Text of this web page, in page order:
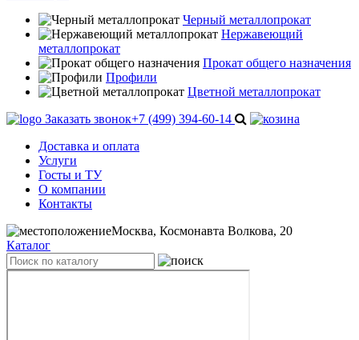
Черный металлопрокат
Нержавеющий
металлопрокат
Прокат общего назначения
Профили
Цветной металлопрокат
Заказать звонок+7 (499) 394-60-14
Доставка и оплата
Услуги
Госты и ТУ
О компании
Контакты
Москва, Космонавта Волкова, 20
Каталог